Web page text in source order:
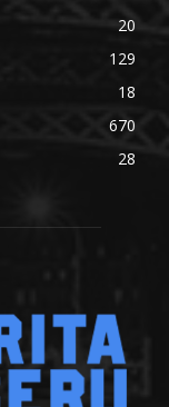
20
129
18
670
28